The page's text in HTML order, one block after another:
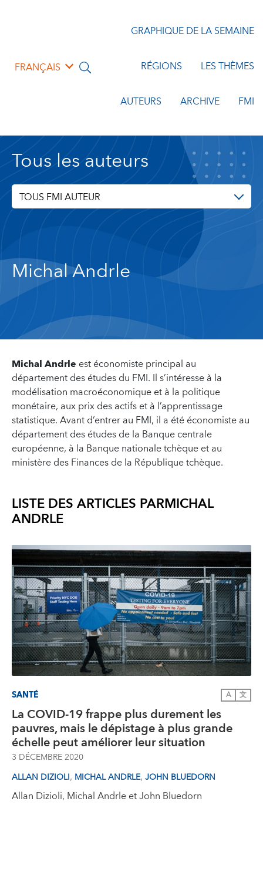
FRANÇAIS
GRAPHIQUE DE LA SEMAINE
RÉGIONS LES THÈMES
AUTEURS ARCHIVE FMI
Tous les auteurs
TOUS FMI AUTEUR
Michal Andrle
Michal Andrle est économiste principal au
département des études du FMI. Il s’intéresse à la
modélisation macroéconomique et à la politique
monétaire, aux prix des actifs et à l’apprentissage
statistique. Avant d’entrer au FMI, il a été économiste au
département des études de la Banque centrale
européenne, à la Banque nationale tchèque et au
ministère des Finances de la République tchèque.
LISTE DES ARTICLES PARMICHAL
ANDRLE
SANTÉ A 文
La COVID-19 frappe plus durement les
pauvres, mais le dépistage à plus grande
échelle peut améliorer leur situation
3 DÉCEMBRE 2020
ALLAN DIZIOLI, MICHAL ANDRLE, JOHN BLUEDORN
Allan Dizioli, Michal Andrle et John Bluedorn